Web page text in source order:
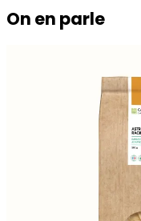
On en parle